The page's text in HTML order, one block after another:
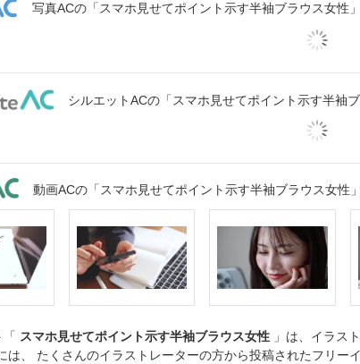
写真ACの「スマホ見せてポイント示す半袖ブラウス女性
シルエットACの「スマホ見せてポイント示す半袖
動画ACの「スマホ見せてポイント示す半袖ブラウス女性
「 スマホ見せてポイント示す半袖ブラウス女性 」は、イラス
は、 たくさんのイラストレーターの方から投稿されたフリ